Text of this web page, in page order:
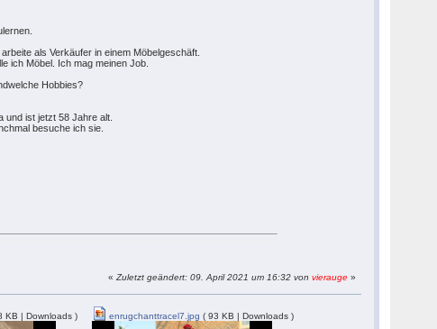
als Verkäufer in einem Möbelgeschäft.
ich Möbel. Ich mag meinen Job.
Hobbies?
und ist jetzt 58 Jahre alt.
besuche ich sie.
«Zuletzt geändert: 09. April 2021 um 16:32 vonvierauge »
KB | Downloads ) enrugchanttracel7.jpg ( 93 KB | Downloads )